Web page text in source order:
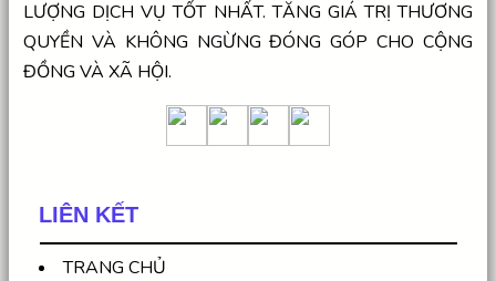
LƯỢNG DỊCH VỤ TỐT NHẤT. TĂNG GIÁ TRỊ THƯƠNG
QUYỀN VÀ KHÔNG NGỪNG ĐÓNG GÓP CHO CỘNG
ĐỒNG VÀ XÃ HỘI.
LIÊN KẾT
TRANG CHỦ